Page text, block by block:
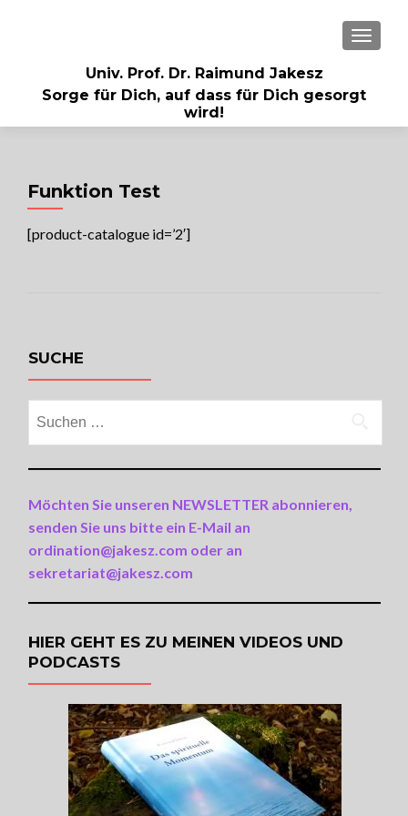
MENU
Univ. Prof. Dr. Raimund Jakesz
Sorge für Dich, auf dass für Dich gesorgt
wird!
Funktion Test
[product-catalogue id=’2′]
SUCHE
nach:
Möchten Sie unseren NEWSLETTER abonnieren,
senden Sie uns bitte ein E-Mail an
ordination@jakesz.com oder an
sekretariat@jakesz.com
HIER GEHT ES ZU MEINEN VIDEOS UND
PODCASTS